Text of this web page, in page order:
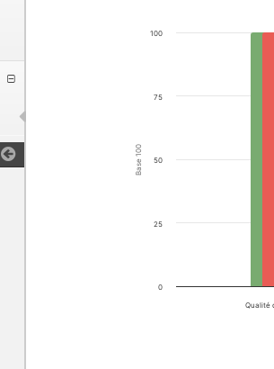
Base 100
Qualité
0
25
50
75
100